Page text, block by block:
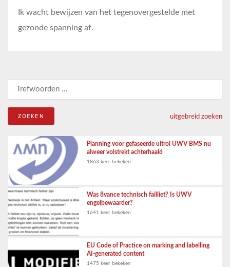
Ik wacht bewijzen van het tegenovergestelde met
gezonde spanning af.
Zoeken naar:
uitgebreid zoeken
Planning voor gefaseerde uitrol UWV BMS nu
alweer volstrekt achterhaald
1863 keer bekeken
Was 8vance technisch failliet? Is UWV
engelbewaarder?
1641 keer bekeken
EU Code of Practice on marking and labelling
AI-generated content
1475 keer bekeken